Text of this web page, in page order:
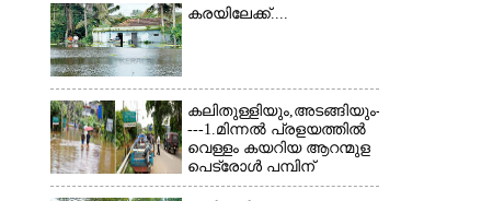
കൊല്ലത്ത് നിന്ന് എത്തിയ
കരയിലേക്ക്....
കലിതുള്ളിയും,അടങ്ങിയും-
---1.മിന്നൽ പ്രളയത്തിൽ
വെള്ളം കയറിയ ആറന്മുള
പെട്രോൾ പമ്പിന്
സമീപത്തെ റോ‌ഡ് രണ്ടാം